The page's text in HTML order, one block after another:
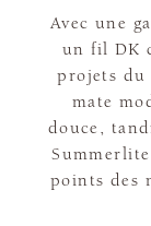
Avec une
un fil DK
projets
mate
douce,
points des